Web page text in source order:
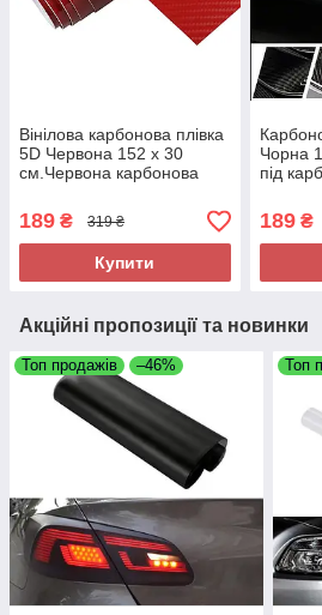
Вінілова карбонова плівка
5D Червона 152 х 30
см.Червона карбонова
189 ₴ 319 ₴
Купити
Чорна
під
189₴
Акційні пропозиції та новинки
Топ продажів –46% Топ